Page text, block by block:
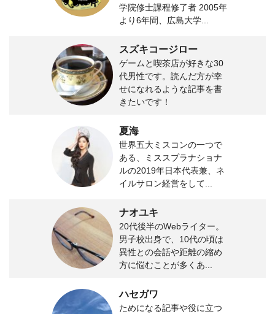
学院修士課程修了者 2005年
より6年間、広島大学...
スズキコージロー
ゲームと喫茶店が好きな30
代男性です。読んだ方が幸
せになれるような記事を書
きたいです！
夏海
世界五大ミスコンの一つで
ある、ミススプラナショナ
ルの2019年日本代表兼、ネ
イルサロン経営をして...
ナオユキ
20代後半のWebライター。
男子校出身で、10代の頃は
異性との会話や距離の縮め
方に悩むことが多くあ...
ハセガワ
ためになる記事や役に立つ